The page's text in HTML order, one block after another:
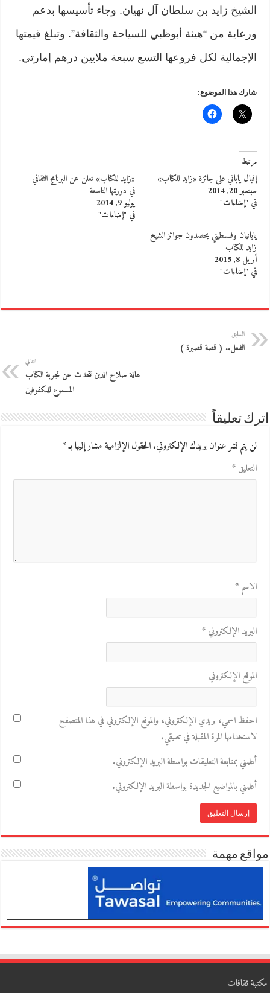
الشيخ زايد بن سلطان آل نهيان. وجاء تأسيسها بدعم
ورعاية من “هيئة أبوظبي للسياحة والثقافة”. وتبلغ قيمتها
الإجمالية لكل فروعها التسع سبعة ملايين درهم إمارتي.
شارك هذا الموضوع:
مرتبط
إقبال ياباني على جائزة «زايد للكتاب»
سبتمبر 20, 2014
في "إضاءات"
«زايد للكتاب» تعلن عن البرنامج الثقافي
في دورتها التاسعة
يوليو 9, 2014
في "إضاءات"
يابانيان وفلسطيني يحصدون جوائز الشيخ
زايد للكتاب
أبريل 8, 2015
في "إضاءات"
السابق
الفعل.. ( قصة قصيرة )
التالي
هالة صلاح الدين تتحدث عن تجربة الكتاب
المسموع للمكفوفين
اترك تعليقاً
لن يتم نشر عنوان بريدك الإلكتروني.الحقول الإلزامية مشار إليها بـ*
التعليق*
الاسم*
البريد الإلكتروني*
الموقع الإلكتروني
احفظ اسمي، بريدي الإلكتروني، والموقع الإلكتروني في هذا المتصفح
لاستخدامها المرة المقبلة في تعليقي.
أعلمني بمتابعة التعليقات بواسطة البريد الإلكتروني.
أعلمني بالمواضيع الجديدة بواسطة البريد الإلكتروني.
مواقع مهمة
مكتبة ثقافات